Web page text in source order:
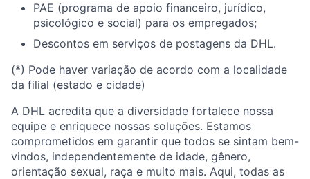
PAE (programa de apoio financeiro, jurídico,
psicológico e social) para os empregados;
Descontos em serviços de postagens da DHL.
(*) Pode haver variação de acordo com a localidade
da filial (estado e cidade)
A DHL acredita que a diversidade fortalece nossa
equipe e enriquece nossas soluções. Estamos
comprometidos em garantir que todos se sintam bem-
vindos, independentemente de idade, gênero,
orientação sexual, raça e muito mais. Aqui, todas as